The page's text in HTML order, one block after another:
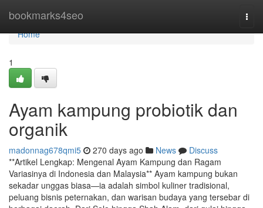
bookmarks4seo
Home
Home
1
Ayam kampung probiotik dan
organik
madonnag678qmi5 270 days ago News
Discuss
**Artikel Lengkap: Mengenal Ayam Kampung dan Ragam
Variasinya di Indonesia dan Malaysia** Ayam kampung bukan
sekadar unggas biasa—ia adalah simbol kuliner tradisional,
peluang bisnis peternakan, dan warisan budaya yang tersebar di